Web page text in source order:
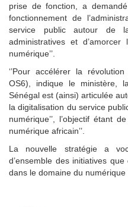
prise de fonction, a
fonctionnement de
service public autour de
administratives et d’amorcer
numérique’’.
‘’Pour accélérer la
OS6), indique le ministère,
Sénégal est (ainsi) articulée
la digitalisation du service
numérique’’, l’objectif étant
numérique africain’’.
La nouvelle stratégie a
d’ensemble des initiatives
dans le domaine du numérique